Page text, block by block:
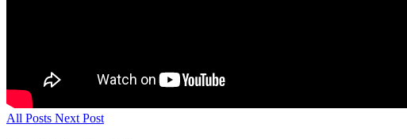
All Posts Next Post